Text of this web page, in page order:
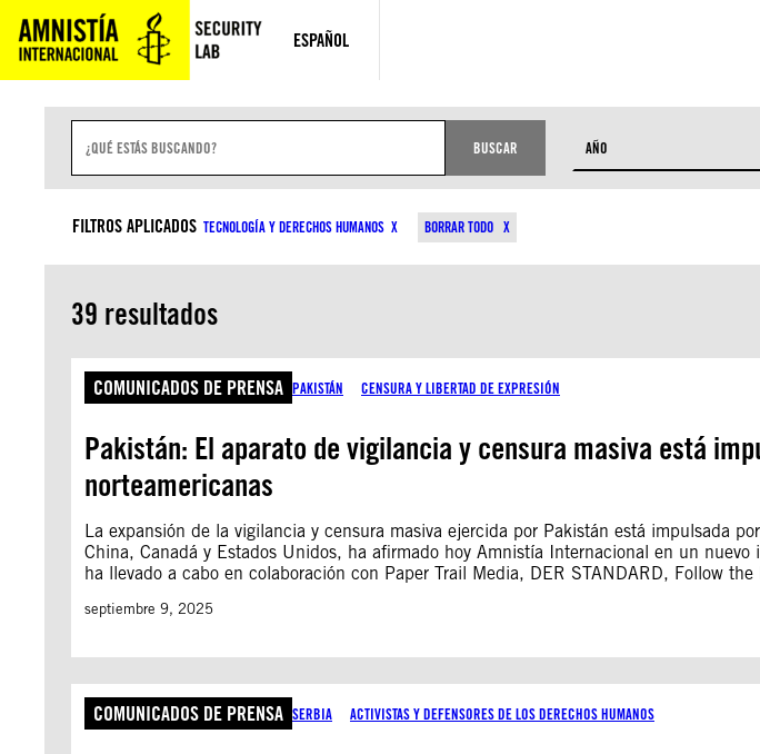
ESPAÑOL
contenido
R
E
A
D
BUSCAR AÑO
TEMAS
FILTROS APLICADOS TECNOLOGÍA Y DERECHOS HUMANOS BORRAR TODO
39 resultados
COMUNICADOS DE PRENSA PAKISTÁN CENSURA Y LIBERTAD DE EXPRESIÓN
Pakistán: El aparato de vigilancia y censura masiva está
norteamericanas
La expansión de la vigilancia y censura masiva ejercida por Pakistán está impulsada
China, Canadá y Estados Unidos, ha afirmado hoy Amnistía Internacional en un
ha llevado a cabo en colaboración con Paper Trail Media, DER STANDARD, Follow
septiembre 9, 2025
COMUNICADOS DE PRENSA SERBIA ACTIVISTAS Y DEFENSORES DE LOS DERECHOS HUMANOS